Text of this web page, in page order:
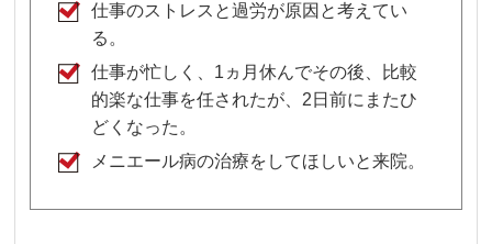
仕事のストレスと過労が原因と考えてい
る。
仕事が忙しく、1ヵ月休んでその後、比較
的楽な仕事を任されたが、2日前にまたひ
どくなった。
メニエール病の治療をしてほしいと来院。